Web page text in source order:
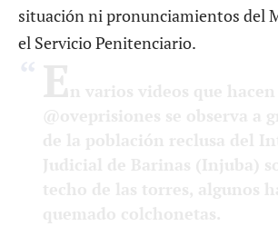
situación ni pronunciamientos del
el Servicio Penitenciario.